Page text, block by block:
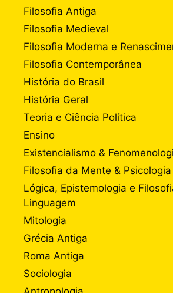
Filosofia Antiga
Filosofia Medieval
Filosofia Moderna e
Filosofia Contemporânea
História do Brasil
História Geral
Teoria e Ciência Política
Ensino
Existencialismo &
Filosofia da Mente & Psicologia
Lógica, Epistemologia e
Linguagem
Mitologia
Grécia Antiga
Roma Antiga
Sociologia